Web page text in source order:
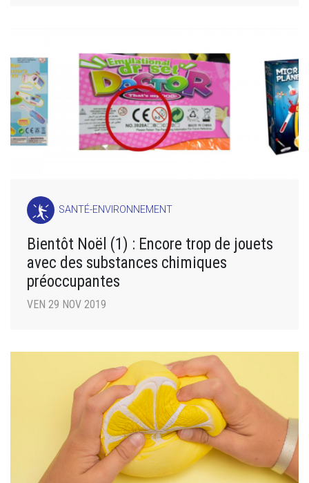
SANTÉ-ENVIRONNEMENT
Bientôt Noël (1) : Encore trop de jouets
avec des substances chimiques
préoccupantes
VEN 29 NOV 2019